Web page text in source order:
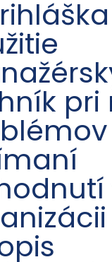
pri